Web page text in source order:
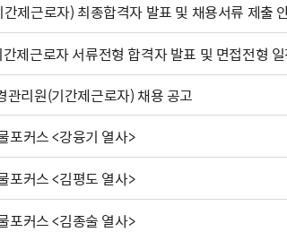
제근로자) 최종합격자 발표 및 채용서류 제출
제근로자 서류전형 합격자 발표 및 면접전형
리원(기간제근로자) 채용 공고
커스 <강융기 열사>
커스 <김평도 열사>
커스 <김종술 열사>